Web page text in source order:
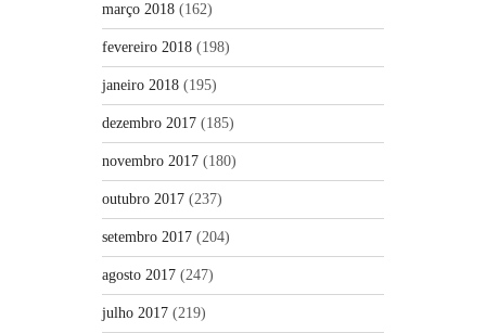
março 2018 (162)
fevereiro 2018 (198)
janeiro 2018 (195)
dezembro 2017 (185)
novembro 2017 (180)
outubro 2017 (237)
setembro 2017 (204)
agosto 2017 (247)
julho 2017 (219)